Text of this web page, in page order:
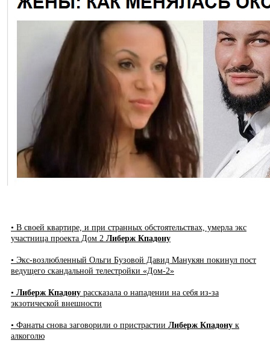
• В своей квартире, и при странных обстоятельствах, умерла экс
участница проекта Дом 2 Либерж Кпадону
• Экс-возлюбленный Ольги Бузовой Давид Манукян покинул пост
ведущего скандальной телестройки «Дом-2»
• Либерж Кпадону рассказала о нападении на себя из-за
экзотической внешности
• Фанаты снова заговорили о пристрастии Либерж Кпадону к
алкоголю